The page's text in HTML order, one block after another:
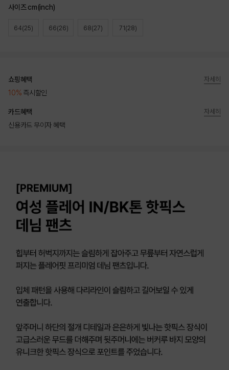
사이즈 cm(inch)
64(25) 66(26) 68(27) 71(28)
쇼핑혜택
10% 즉시할인
자세히
카드혜택
신용카드 무이자 혜택
자세히